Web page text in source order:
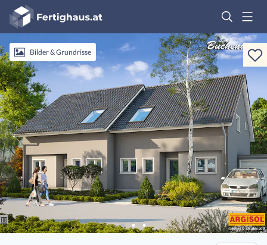
Fertighaus
Logo
AnmeldenBilder & Grundrisse